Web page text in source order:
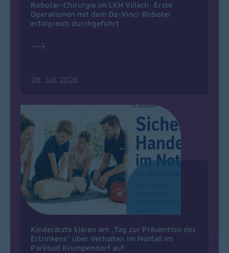
Roboter-Chirurgie im LKH Villach: Erste
Operationen mit dem Da-Vinci-Roboter
erfolgreich durchgeführt
28. Juli 2026
Kinderärzte klären am „Tag zur Prävention des
Ertrinkens“ über Verhalten im Notfall im
Parkbad Krumpendorf auf